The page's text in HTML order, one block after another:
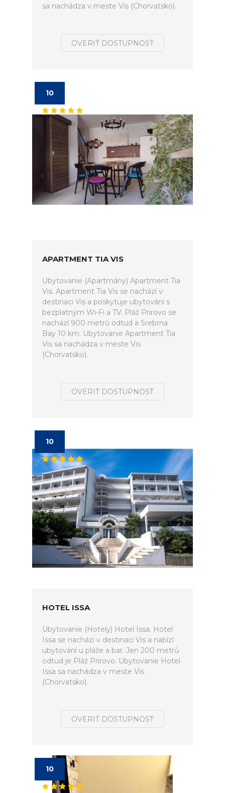
sa nachádza v meste Vis (Chorvatsko).
OVERIŤ DOSTUPNOSŤ
10
APARTMENT TIA VIS
Ubytovanie (Apartmány) Apartment Tia
Vis. Apartment Tia Vis se nachází v
destinaci Vis a poskytuje ubytování s
bezplatným Wi-Fi a TV. Pláž Prirovo se
nachází 900 metrů odtud a Srebrna
Bay 10 km. Ubytovanie Apartment Tia
Vis sa nachádza v meste Vis
(Chorvatsko).
OVERIŤ DOSTUPNOSŤ
10
HOTEL ISSA
Ubytovanie (Hotely) Hotel Issa. Hotel
Issa se nachází v destinaci Vis a nabízí
ubytování u pláže a bar. Jen 200 metrů
odtud je Pláž Prirovo. Ubytovanie Hotel
Issa sa nachádza v meste Vis
(Chorvatsko).
OVERIŤ DOSTUPNOSŤ
10